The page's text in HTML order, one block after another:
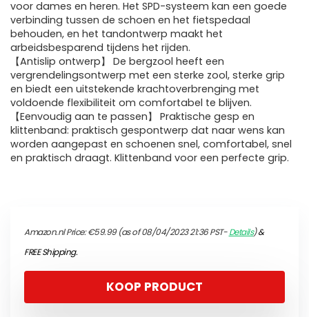
voor dames en heren. Het SPD-systeem kan een goede
verbinding tussen de schoen en het fietspedaal
behouden, en het tandontwerp maakt het
arbeidsbesparend tijdens het rijden.
【Antislip ontwerp】 De bergzool heeft een
vergrendelingsontwerp met een sterke zool, sterke grip
en biedt een uitstekende krachtoverbrenging met
voldoende flexibiliteit om comfortabel te blijven.
【Eenvoudig aan te passen】 Praktische gesp en
klittenband: praktisch gespontwerp dat naar wens kan
worden aangepast en schoenen snel, comfortabel, snel
en praktisch draagt. Klittenband voor een perfecte grip.
Amazon.nl Price:€59.99(as of 08/04/2023 21:36 PST-Details)&
FREE Shipping.
KOOP PRODUCT